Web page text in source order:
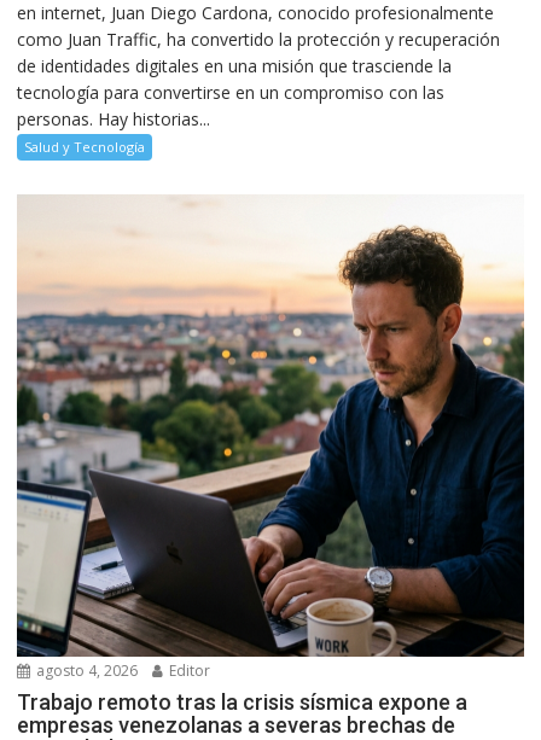
en internet, Juan Diego Cardona, conocido profesionalmente
como Juan Traffic, ha convertido la protección y recuperación
de identidades digitales en una misión que trasciende la
tecnología para convertirse en un compromiso con las
personas. Hay historias...
Salud y Tecnología
agosto 4, 2026 Editor
Trabajo remoto tras la crisis sísmica expone a
empresas venezolanas a severas brechas de